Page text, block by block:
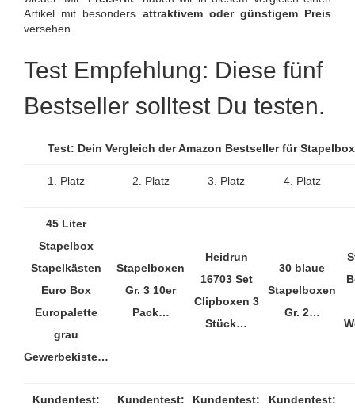
Artikel mit besonders attraktivem oder günstigem Preis
versehen.
Test Empfehlung: Diese fünf
Bestseller solltest Du testen.
Test: Dein Vergleich der Amazon Bestseller für
1. Platz 2. Platz 3. Platz 4. Platz
45 Liter
Stapelbox
Stapelkästen
Euro Box
Europalette
grau
Gewerbekiste…
Stapelboxen
Gr. 3 10er
Pack…
Heidrun
16703 Set
Clipboxen 3
Stück…
30 blaue
Stapelboxen
Gr. 2…
Kundentest:
Kundentest:
Kundentest:
Kundentest: